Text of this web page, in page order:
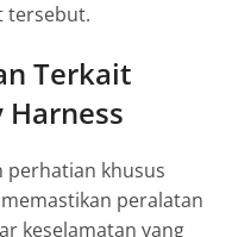
tersebut.
Terkait
Harness
perhatian khusus
peralatan
keselamatan yang